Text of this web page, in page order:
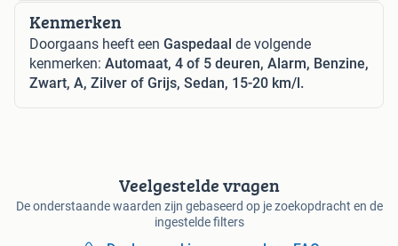
Kenmerken
Doorgaans heeft een Gaspedaal de volgende
kenmerken: Automaat, 4 of 5 deuren, Alarm, Benzine,
Zwart, A, Zilver of Grijs, Sedan, 15-20 km/l.
Veelgestelde vragen
De onderstaande waarden zijn gebaseerd op je zoekopdracht en de
ingestelde filters